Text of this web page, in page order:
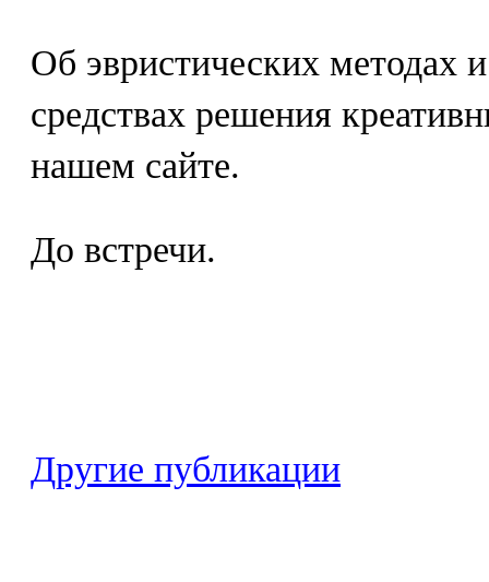
Об эвристических методах
средствах решения
нашем сайте.
До встречи.
Другие публикации